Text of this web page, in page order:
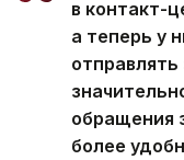
в контакт-
а теперь у
обращения
более